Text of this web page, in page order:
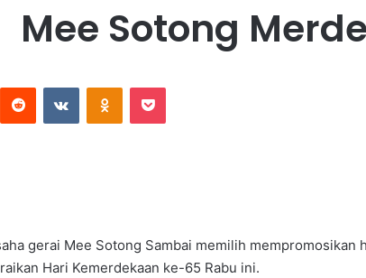
Mee Sotong
gerai Mee Sotong Sambai memilih
Hari Kemerdekaan ke-65 Rabu ini.